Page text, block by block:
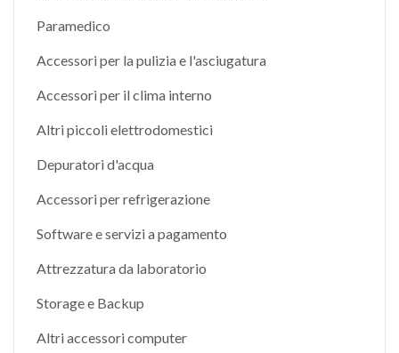
Paramedico
Accessori per la pulizia e l'asciugatura
Accessori per il clima interno
Altri piccoli elettrodomestici
Depuratori d'acqua
Accessori per refrigerazione
Software e servizi a pagamento
Attrezzatura da laboratorio
Storage e Backup
Altri accessori computer